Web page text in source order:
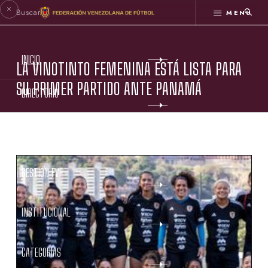
MENÚ
INICIO
DIRECTORIO
GESTIÓN FVF
INSTITUCIONAL
CATEGORÍAS
LA VINOTINTO FEMENINA ESTÁ LISTA PARA
SU PRIMER PARTIDO ANTE PANAMÁ